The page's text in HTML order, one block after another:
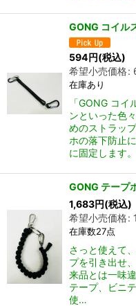
GONG コイル
594円(税込)
希望小売価格:
在庫あり
「GONG コ
ンといった色
めのストラッ
ホの落下防止
に固定します
GONG テープ
1,683円(税込)
希望小売価格:
在庫数27点
さっと使えて
プを引き出せ
来品とは一味
テープ、ビニ
使…